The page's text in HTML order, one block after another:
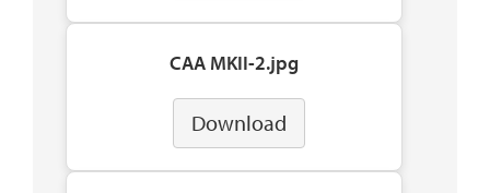
CAA MKII-2.jpg
Download